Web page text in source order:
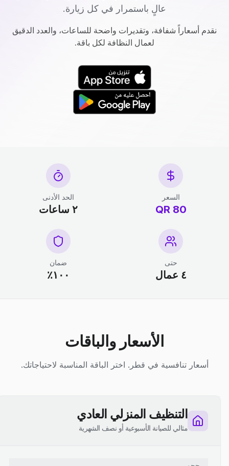
عالٍ باستمرار في كل زيارة.
نقدم أسعاراً شفافة، وتقديرات واضحة للساعات، والعدد الدقيق
لعمال النظافة لكل باقة.
السعر
80 QR
الحد الأدنى
٢ ساعات
حتى
٤ عمال
ضمان
١٠٠٪
الأسعار والباقات
أسعار تنافسية في قطر. اختر الباقة المناسبة لاحتياجاتك.
التنظيف المنزلي العادي
مثالي للصيانة الأسبوعية أو نصف الشهرية